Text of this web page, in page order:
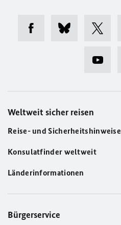
Weltweit sicher reisen
Reise- und Sicherheitshinweise
Konsulatfinder weltweit
Länderinformationen
Bürgerservice